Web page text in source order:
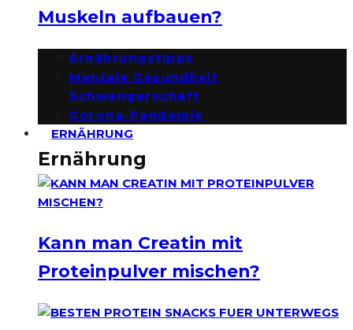
Muskeln aufbauen?
Ernährungstipps
Mentale Gesundheit
Schwangerschaft
Corona-Pandemie
ERNÄHRUNG
Ernährung
Kann man Creatin mit
Proteinpulver mischen?